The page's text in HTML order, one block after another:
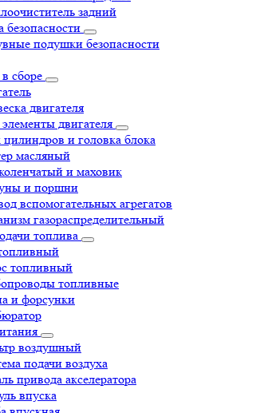
задний
безопасности
подушки безопасности
сборе
двигателя
двигателя
цилиндров и головка блока
масляный
и маховик
и поршни
вспомогательных агрегатов
газораспределительный
топлива
топливный
топливные
и форсунки
воздушный
подачи воздуха
привода акселератора
впуска